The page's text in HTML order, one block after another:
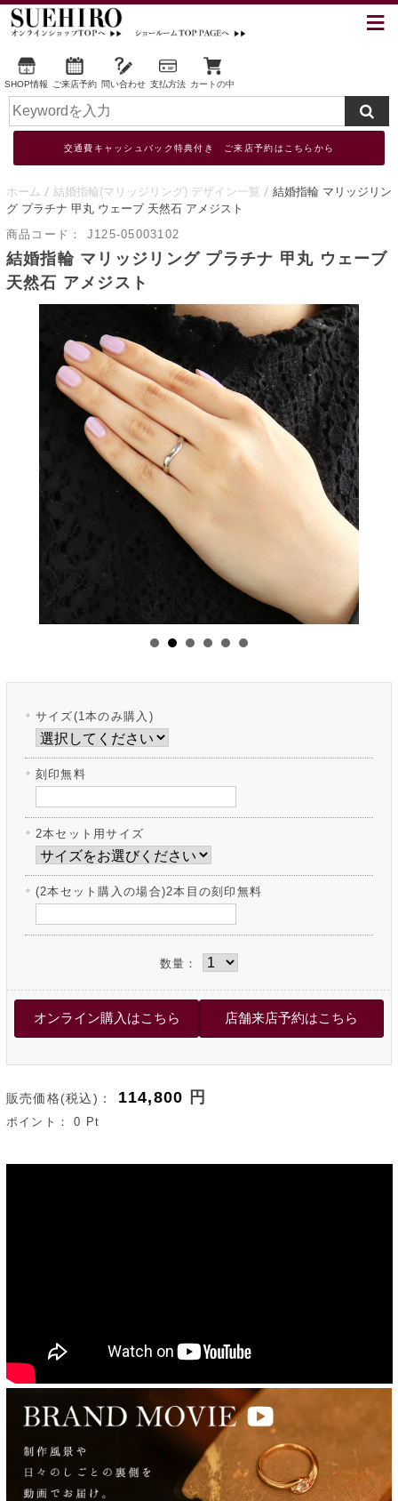
SHOP情報 ご来店予約 問い合わせ 支払方法 カートの中
交通費キャッシュバック特典付き ご来店予約はこちらから
ホーム 結婚指輪(マリッジリング) デザイン一覧
結婚指輪 マリッジリン
グ プラチナ 甲丸 ウェーブ 天然石 アメジスト
商品コード：
J125-05003102
結婚指輪 マリッジリング プラチナ 甲丸 ウェーブ
天然石 アメジスト
サイズ(1本のみ購入)
刻印無料
2本セット用サイズ
(2本セット購入の場合)2本目の刻印無料
数量：
販売価格(税込)： 114,800 円
ポイント：0 Pt